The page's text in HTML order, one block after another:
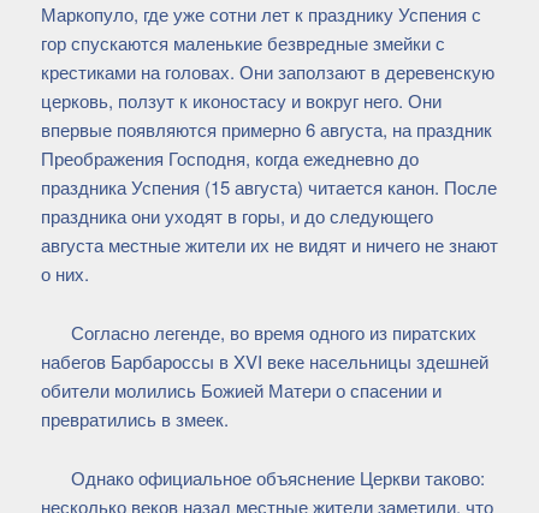
Маркопуло, где уже сотни лет к празднику Успения с
гор спускаются маленькие безвредные змейки с
крестиками на головах. Они заползают в деревенскую
церковь, ползут к иконостасу и вокруг него. Они
впервые появляются примерно 6 августа, на праздник
Преображения Господня, когда ежедневно до
праздника Успения (15 августа) читается канон. После
праздника они уходят в горы, и до следующего
августа местные жители их не видят и ничего не знают
о них.
Согласно легенде, во время одного из пиратских
набегов Барбароссы в XVI веке насельницы здешней
обители молились Божией Матери о спасении и
превратились в змеек.
Однако официальное объяснение Церкви таково:
несколько веков назад местные жители заметили, что